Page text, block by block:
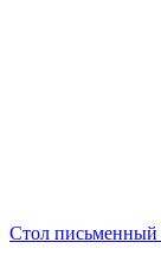
Стол письменный